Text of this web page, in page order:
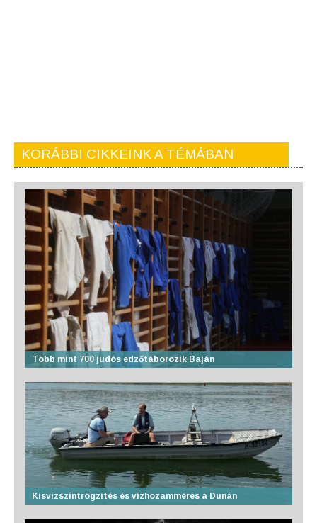
KORÁBBI CIKKEINK A TÉMÁBAN
Több mint 700 judós edzőtáborozik Baján
Kisvízszintrögzítés és vízhozammérés a Dunán